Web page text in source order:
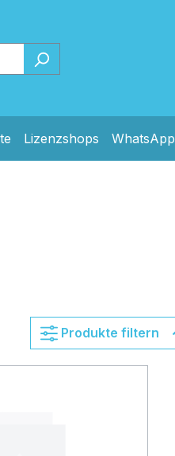
Lizenzshops WhatsApp
Produkte filtern